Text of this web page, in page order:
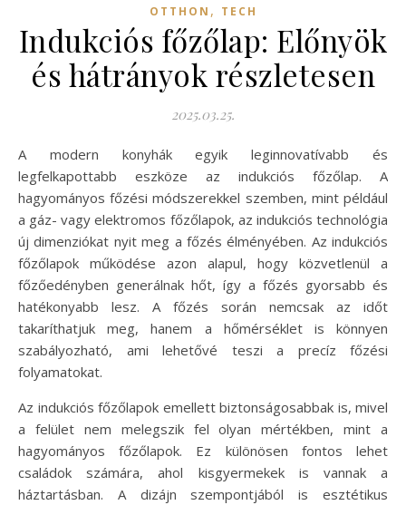
OTTHON , TECH
Indukciós főzőlap: Előnyök
és hátrányok részletesen
2025.03.25.
A modern konyhák egyik leginnovatívabb és
legfelkapottabb eszköze az indukciós főzőlap. A
hagyományos főzési módszerekkel szemben, mint például
a gáz- vagy elektromos főzőlapok, az indukciós technológia
új dimenziókat nyit meg a főzés élményében. Az indukciós
főzőlapok működése azon alapul, hogy közvetlenül a
főzőedényben generálnak hőt, így a főzés gyorsabb és
hatékonyabb lesz. A főzés során nemcsak az időt
takaríthatjuk meg, hanem a hőmérséklet is könnyen
szabályozható, ami lehetővé teszi a precíz főzési
folyamatokat.
Az indukciós főzőlapok emellett biztonságosabbak is, mivel
a felület nem melegszik fel olyan mértékben, mint a
hagyományos főzőlapok. Ez különösen fontos lehet
családok számára, ahol kisgyermekek is vannak a
háztartásban. A dizájn szempontjából is esztétikus